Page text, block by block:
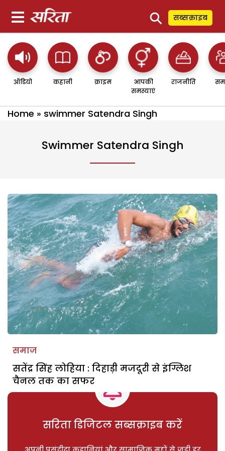
⚲ सब्सक्राइब
ऑडियो कहानी क्राइम
आपकी
समस्याएं
राजनीति
Home » swimmer Satendra Singh
Swimmer Satendra Singh
समाज
सतेंद्र सिंह लोहिया : दिहाड़ी मजदूरी से इंग्लिश
चैनल तक का सफर
सरिता डिजिटल सब्सक्राइब करें